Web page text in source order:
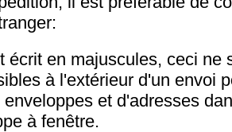
écrit en majuscules, ceci ne
à l'extérieur d'un envoi
et d'adresses
à fenêtre.